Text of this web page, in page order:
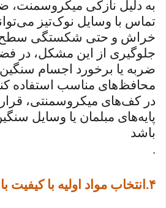
به دلیل نازکی میکروسمنت،
تماس با وسایل نوک‌تیز
خراش و حتی شکستگی سطح
جلوگیری از این مشکل، در
ضربه یا برخورد اجسام سنگین
محافظ‌های مناسب استفاده
در کف‌های میکروسمنتی، قرار
پایه‌های مبلمان یا وسایل
باشد
.
۴. انتخاب مواد اولیه با کیفیت